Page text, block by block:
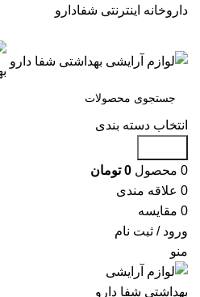
داروخانه اینترنتی شفادارو
انتخاب دسته بندی
0 محصول 0 تومان
0 علاقه مندی
0 مقایسه
ورود / ثبت نام
منو